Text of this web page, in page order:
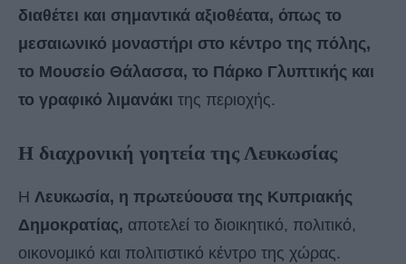
διαθέτει και σημαντικά αξιοθέατα, όπως το
μεσαιωνικό μοναστήρι στο κέντρο της πόλης,
το Μουσείο Θάλασσα, το Πάρκο Γλυπτικής και
το γραφικό λιμανάκι της περιοχής.
Η διαχρονική γοητεία της Λευκωσίας
Η Λευκωσία, η πρωτεύουσα της Κυπριακής
Δημοκρατίας, αποτελεί το διοικητικό, πολιτικό,
οικονομικό και πολιτιστικό κέντρο της χώρας.